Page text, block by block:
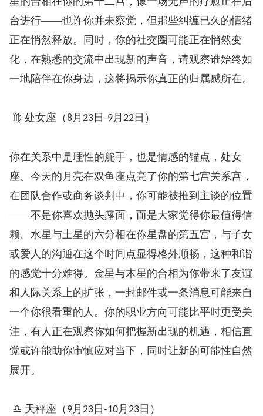
台进行——也许你并未察觉，但那些纠缠已久的情绪
正在悄然释放。同时，你的社交圈可能正在悄然变
化，在熟悉的交流中出现新的声音，请观察谁始终如
一地陪伴在你身边，这将揭示你真正的归属感所在。
♍ 处女座（8 月 23日-9 月 22日）
你在关系中是理性的舵手，也是情感的锚点，处女
座。今天的月亮在双鱼座点亮了你的第七宫关系宫，
在团队合作或商务谈判中，你可能被推到主谈的位置
——不是你喜欢抛头露面，而是大家觉得你最值得信
赖。水星与土星的六分相在你星盘的第五宫，与子女
或爱人的沟通在这个时间点显得格外顺畅，这种和谐
的感觉十分难得。金星与木星的合相为你带来了友谊
和人际关系上的扩张，一封邮件或一条消息可能来自
一个你很看重的人。你的职业方向可能比平时更受关
注，有人正在观察你如何把握新出现的机遇，相信直
觉或许能助你审慎应对当下，同时让新的可能性自然
展开。
♎ 天秤座（ 9 月 23日-10 月 23日）